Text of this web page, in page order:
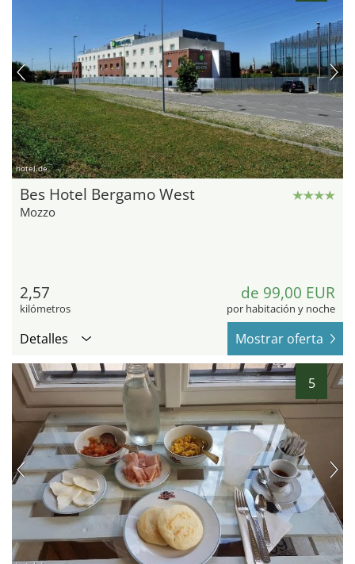
hotel.de
Bes Hotel Bergamo West
Mozzo
2,57
kilómetros
de 99,00 EUR
por habitación y noche
Detalles Mostrar oferta
5